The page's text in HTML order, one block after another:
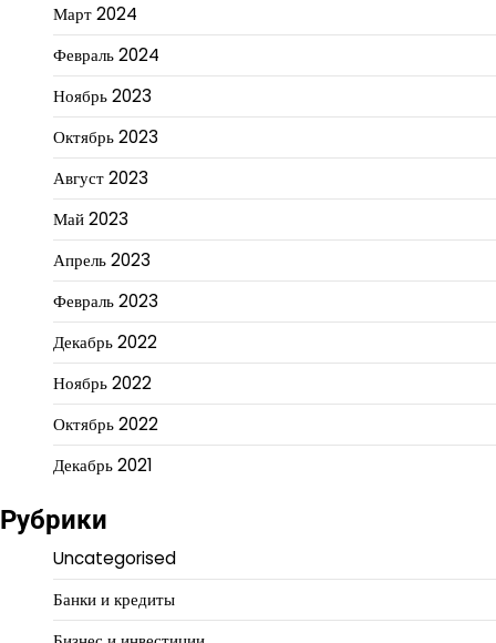
Март 2024
Февраль 2024
Ноябрь 2023
Октябрь 2023
Август 2023
Май 2023
Апрель 2023
Февраль 2023
Декабрь 2022
Ноябрь 2022
Октябрь 2022
Декабрь 2021
Рубрики
Uncategorised
Банки и кредиты